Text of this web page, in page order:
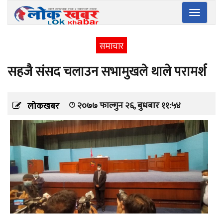
Toggle
समाचार
सहजै संसद चलाउन सभामुखले थाले परामर्श
लोकखबर २०७७ फाल्गुन २६, बुधबार ११:५४